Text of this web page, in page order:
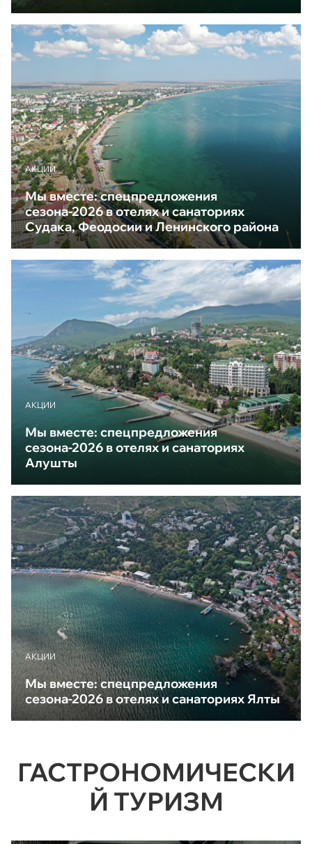
АКЦИИ
Мы вместе: спецпредложения
сезона-2026 в отелях и санаториях
Судака, Феодосии и Ленинского района
АКЦИИ
Мы вместе: спецпредложения
сезона-2026 в отелях и санаториях
Алушты
АКЦИИ
Мы вместе: спецпредложения
сезона-2026 в отелях и санаториях Ялты
ГАСТРОНОМИЧЕСКИ
Й ТУРИЗМ